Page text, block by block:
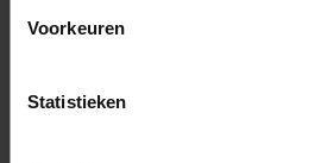
Voorkeuren
Statistieken